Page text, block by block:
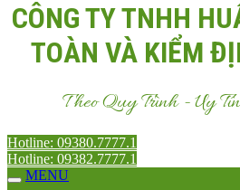
CÔNG TY TNHH
TOÀN VÀ KIỂM
Theo Quy Trình - Uy
Hotline: 09380.7777.1
Hotline: 09382.7777.1
MENU